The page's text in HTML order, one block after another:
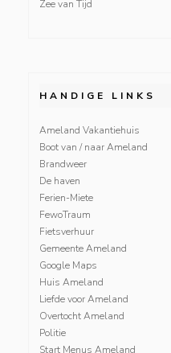
Zee van Tijd
HANDIGE LINKS
Ameland Vakantiehuis
Boot van / naar Ameland
Brandweer
De haven
Ferien-Miete
FewoTraum
Fietsverhuur
Gemeente Ameland
Google Maps
Huis Ameland
Liefde voor Ameland
Overtocht Ameland
Politie
Start Menus Ameland